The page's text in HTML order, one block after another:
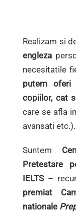
Realizam si
engleza
necesitatile
putem oferi
copiilor, cat
care se afla
avansati etc.).
Suntem
Pretestare
IELTS–
premiat
nationale